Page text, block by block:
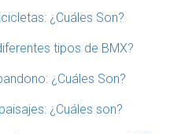
¿Cuáles Son?
tipos de BMX?
¿Cuáles Son?
¿Cuáles son?